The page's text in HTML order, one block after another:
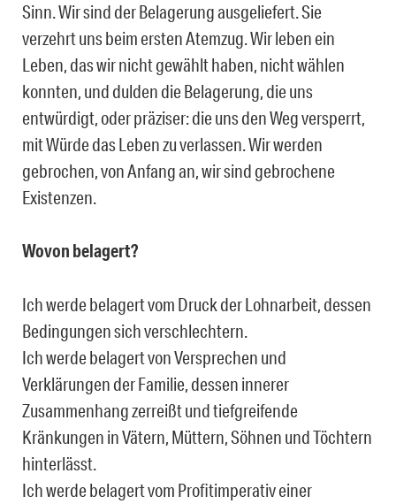
Sinn. Wir sind der Belagerung ausgeliefert. Sie
verzehrt uns beim ersten Atemzug. Wir leben ein
Leben, das wir nicht gewählt haben, nicht wählen
konnten, und dulden die Belagerung, die uns
entwürdigt, oder präziser: die uns den Weg versperrt,
mit Würde das Leben zu verlassen. Wir werden
gebrochen, von Anfang an, wir sind gebrochene
Existenzen.
Wovon belagert?
Ich werde belagert vom Druck der Lohnarbeit, dessen
Bedingungen sich verschlechtern.
Ich werde belagert von Versprechen und
Verklärungen der Familie, dessen innerer
Zusammenhang zerreißt und tiefgreifende
Kränkungen in Vätern, Müttern, Söhnen und Töchtern
hinterlässt.
Ich werde belagert vom Profitimperativ einer